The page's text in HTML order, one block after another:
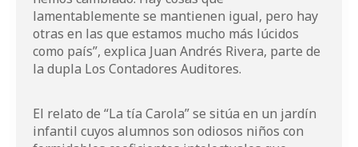
lamentablemente se mantienen igual, pero hay
otras en las que estamos mucho más lúcidos
como país”, explica Juan Andrés Rivera, parte de
la dupla Los Contadores Auditores.
El relato de “La tía Carola” se sitúa en un jardín
infantil cuyos alumnos son odiosos niños con